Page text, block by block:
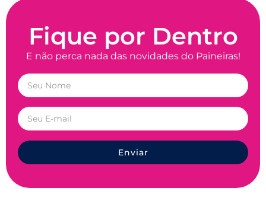
Fique por Dentro
E não perca nada das novidades do Paineiras!
Enviar